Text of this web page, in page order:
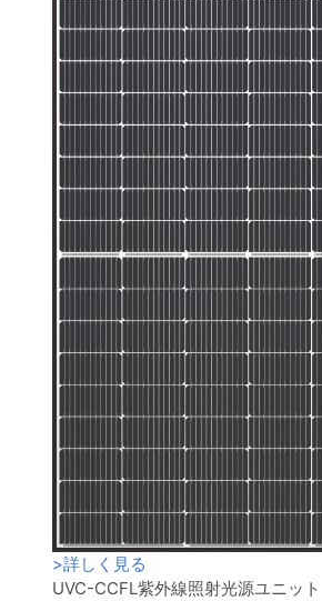
>詳しく見る
UVC-CCFL紫外線照射光源ユニット